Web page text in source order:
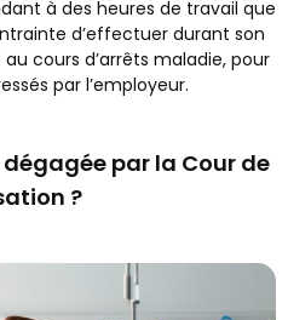
à des heures de travail que
d’effectuer durant son
cours d’arrêts maladie, pour
par l’employeur.
par la Cour de
?